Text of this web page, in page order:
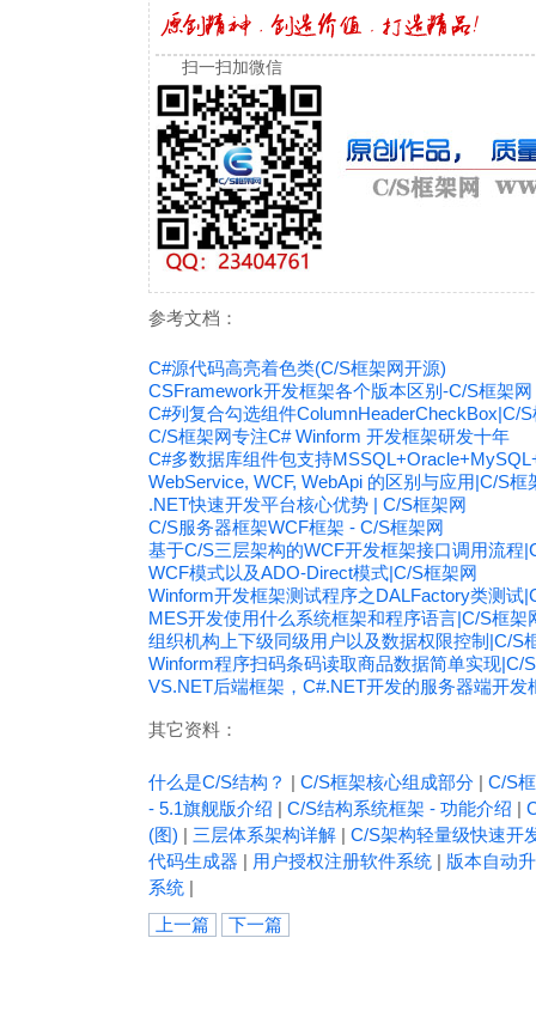
扫一扫加微信
参考文档：
C#源代码高亮着色类(C/S框架网开源)
CSFramework开发框架各个版本区别-C/S框架网
C#列复合勾选组件ColumnHeaderCheckBox|C/
C/S框架网专注C# Winform 开发框架研发十年
C#多数据库组件包支持
WebService, WCF, WebApi 的区别与应用|C/S框
.NET快速开发平台核心优势 | C/S框架网
C/S服务器框架WCF框架 - C/S框架网
基于C/S三层架构的WCF开发框架接口调用流程
WCF模式以及ADO-Direct模式|C/S框架网
Winform开发框架测试程序之DALFactory类测试
MES开发使用什么系统框架和程序语言|C/S框架
组织机构上下级同级用户以及数据权限控制|C/S
Winform程序扫码条码读取商品数据简单实现|C/
VS.NET后端框架，C#.NET开发的服务器端开发
其它资料：
什么是C/S结构？ | C/S框架核心组成部分 | C/S
- 5.1旗舰版介绍 | C/S结构系统框架 - 功能介绍 |
(图) | 三层体系架构详解 | C/S架构轻量级快速开
代码生成器 | 用户授权注册软件系统 | 版本自动
系统 |
上一篇
下一篇